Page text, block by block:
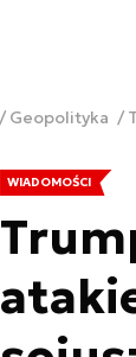
Geopolityka
WIADOMOŚCI